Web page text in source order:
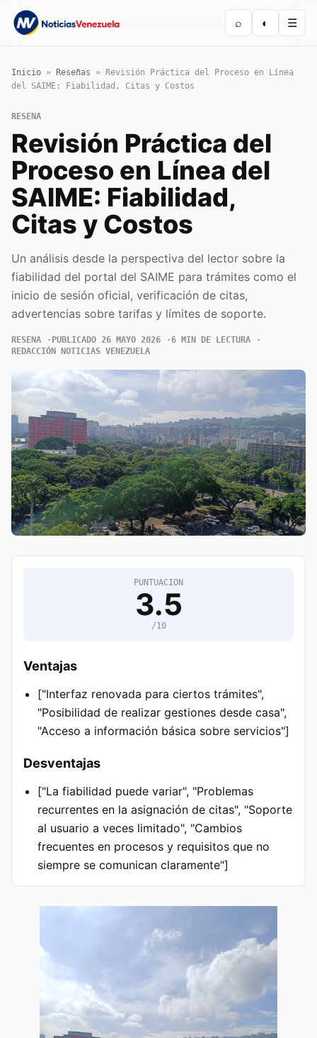
⌕ ◐ ☰
Inicio » Reseñas »
Revisión Práctica del Proceso en Línea
del SAIME: Fiabilidad, Citas y Costos
RESENA
Revisión Práctica del
Proceso en Línea del
SAIME: Fiabilidad,
Citas y Costos
Un análisis desde la perspectiva del lector sobre la
fiabilidad del portal del SAIME para trámites como el
inicio de sesión oficial, verificación de citas,
advertencias sobre tarifas y límites de soporte.
RESENA PUBLICADO 26 MAYO 2026
6 MIN DE LECTURA
REDACCIÓN NOTICIAS VENEZUELA
PUNTUACION
3.5
/10
Ventajas
["Interfaz renovada para ciertos trámites",
"Posibilidad de realizar gestiones desde casa",
"Acceso a información básica sobre servicios"]
Desventajas
["La fiabilidad puede variar", "Problemas
recurrentes en la asignación de citas", "Soporte
al usuario a veces limitado", "Cambios
frecuentes en procesos y requisitos que no
siempre se comunican claramente"]